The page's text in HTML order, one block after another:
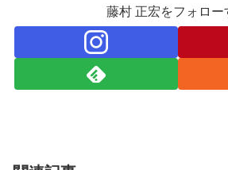
藤村 正宏をフォロー